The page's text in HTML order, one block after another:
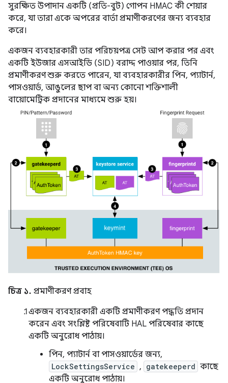
সুরক্ষিত উপাদান একটি (প্রতি-বুট) গোপন HMAC কী শেয়ার
করে, যা তারা একে অপরের বার্তা প্রমাণীকরণের জন্য ব্যবহার
করে।
একজন ব্যবহারকারী তার পরিচয়পত্র সেট আপ করার পর এবং
একটি ইউজার এসআইডি (SID) বরাদ্দ পাওয়ার পর, তিনি
প্রমাণীকরণ শুরু করতে পারেন, যা ব্যবহারকারীর পিন, প্যাটার্ন,
পাসওয়ার্ড, আঙুলের ছাপ বা অন্য কোনো শক্তিশালী
বায়োমেট্রিক প্রদানের মাধ্যমে শুরু হয়।
চিত্র ১. প্রমাণীকরণ প্রবাহ
একজন ব্যবহারকারী একটি প্রমাণীকরণ পদ্ধতি প্রদান
করেন এবং সংশ্লিষ্ট পরিষেবাটি HAL পরিষেবার কাছে
একটি অনুরোধ পাঠায়।
পিন, প্যাটার্ন বা পাসওয়ার্ডের জন্য,
LockSettingsService , gatekeeperd কাছে
একটি অনুরোধ পাঠায়।